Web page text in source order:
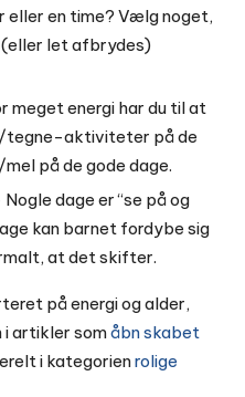
eller en time? Vælg noget,
let afbrydes)
meget energi har du til at
tegne-aktiviteter på de
på de gode dage.
Nogle dage er “se på og
kan barnet fordybe sig
at det skifter.
på energi og alder,
i artikler somåbn skabet
i kategorienrolige